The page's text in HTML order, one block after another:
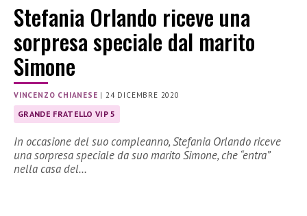
Stefania Orlando riceve una
sorpresa speciale dal marito
Simone
VINCENZO CHIANESE |24 DICEMBRE 2020
GRANDE FRATELLO VIP 5
In occasione del suo compleanno, Stefania Orlando riceve
una sorpresa speciale da suo marito Simone, che “entra”
nella casa del…